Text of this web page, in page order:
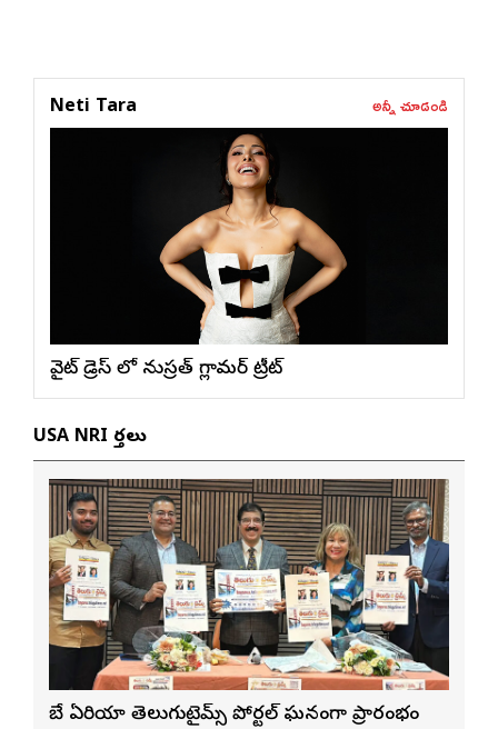
Neti Tara అన్నీ చూడండి
వైట్ డ్రెస్ లో నుస్ర‌త్ గ్లామ‌ర్ ట్రీట్
USA NRI వార్తలు
బే ఏరియా తెలుగుటైమ్స్ పోర్టల్ ఘనంగా ప్రారంభం